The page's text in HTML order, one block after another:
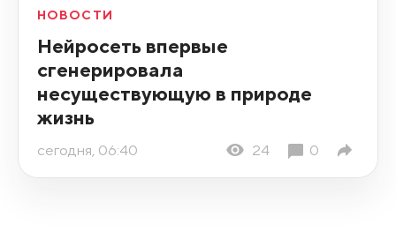
НОВОСТИ
Нейросеть впервые
сгенерировала
несуществующую в природе
жизнь
сегодня, 06:40 24 0